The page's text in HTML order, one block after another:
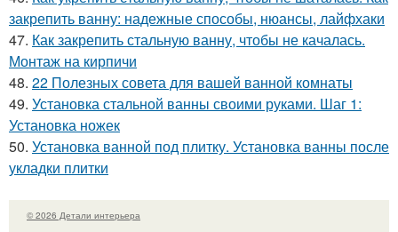
закрепить ванну: надежные способы, нюансы, лайфхаки
47. Как закрепить стальную ванну, чтобы не качалась.
Монтаж на кирпичи
48. 22 Полезных совета для вашей ванной комнаты
49. Установка стальной ванны своими руками. Шаг 1:
Установка ножек
50. Установка ванной под плитку. Установка ванны после
укладки плитки
© 2026 Детали интерьера